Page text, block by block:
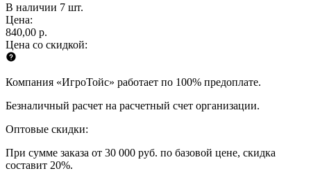
В наличии 7 шт.
Цена:
840,00 р.
Цена со скидкой:
Компания «ИгроТойс» работает по 100% предоплате.
Безналичный расчет на расчетный счет организации.
Оптовые скидки:
При сумме заказа от 30 000 руб. по базовой цене, скидка
составит 20%.